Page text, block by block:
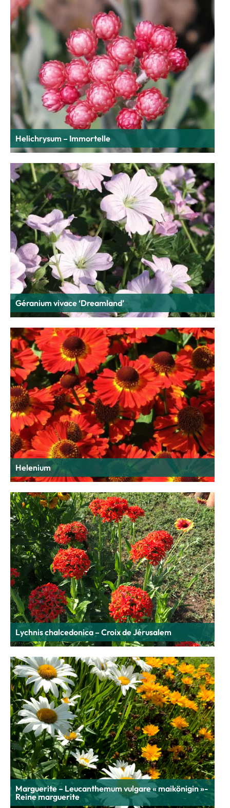
Helichrysum – Immortelle
Géranium vivace ‘Dreamland’
Helenium
Lychnis chalcedonica – Croix de Jérusalem
Marguerite – Leucanthemum vulgare « maikönigin »-
Reine marguerite